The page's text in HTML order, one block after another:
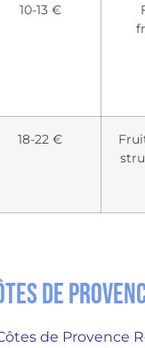
10-13 €
18-22 €
de
de Provence